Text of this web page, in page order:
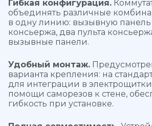
Гибкая конфигурация.
объединять различные
в одну линию: вызывную панель
консьержа, два пульта
вызывные панели.
Удобный монтаж.
варианта крепления: на
для интеграции в
помощи саморезов к стене,
гибкость при установке.